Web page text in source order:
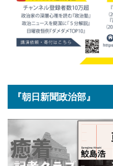
『朝日新聞政治部』